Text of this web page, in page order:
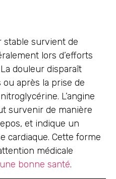
stable survient de
lors d’efforts
douleur disparaît
après la prise de
L’angine
survenir de manière
et indique un
cardiaque. Cette forme
médicale
bonne santé.